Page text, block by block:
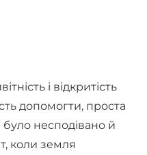
і відкритість
допомогти, проста
несподівано й
коли земля